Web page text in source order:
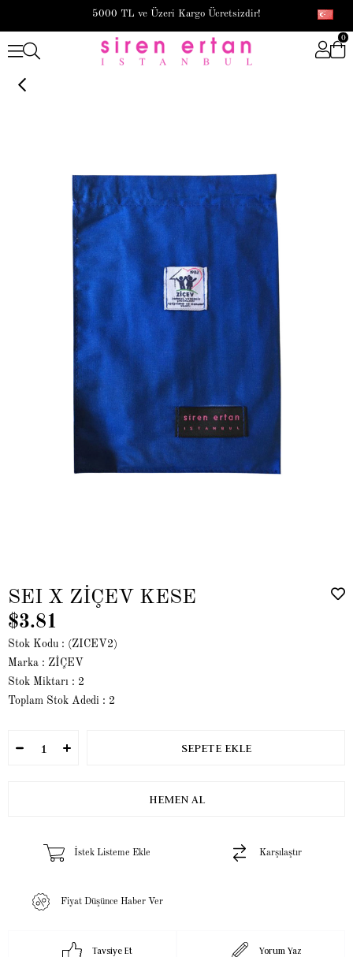
5000 TL ve Üzeri Kargo Ücretsizdir!
0
SEI X ZİÇEV KESE
$3.81
Stok Kodu
(ZICEV2)
Marka : ZİÇEV
Stok Miktarı : 2
Toplam Stok Adedi : 2
İstek Listeme Ekle Karşılaştır
Fiyat Düşünce Haber Ver
Tavsiye Et Yorum Yaz